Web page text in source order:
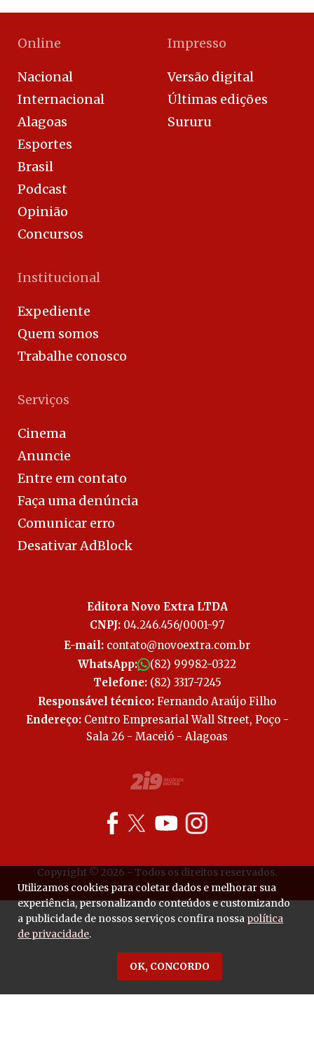
Online
Nacional
Internacional
Alagoas
Esportes
Brasil
Podcast
Opinião
Concursos
Impresso
Versão digital
Últimas edições
Sururu
Institucional
Expediente
Quem somos
Trabalhe conosco
Serviços
Cinema
Anuncie
Entre em contato
Faça uma denúncia
Comunicar erro
Desativar AdBlock
Editora Novo Extra LTDA
CNPJ:04.246.456/0001-97
E-mail: contato@novoextra.com.br
WhatsApp:
(82) 99982-0322
Telefone:(82) 3317-7245
Responsável técnico: Fernando Araújo Filho
Endereço:Centro Empresarial Wall Street, Poço -
Sala 26 - Maceió - Alagoas
Copyright © 2026 - Todos os direitos reservados.
Utilizamos cookies para coletar dados e melhorar sua
experiência, personalizando conteúdos e customizando
a publicidade de nossos serviços confira nossa política
de privacidade.
OK, CONCORDO